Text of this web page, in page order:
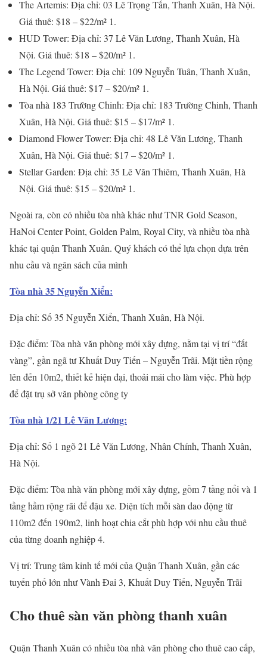
The Artemis: Địa chỉ: 03 Lê Trọng Tấn, Thanh Xuân, Hà Nội.
Giá thuê: $18 – $22/m² 1.
HUD Tower: Địa chỉ: 37 Lê Văn Lương, Thanh Xuân, Hà
Nội. Giá thuê: $18 – $20/m² 1.
The Legend Tower: Địa chỉ: 109 Nguyễn Tuân, Thanh Xuân,
Hà Nội. Giá thuê: $17 – $20/m² 1.
Tòa nhà 183 Trường Chinh: Địa chỉ: 183 Trường Chinh, Thanh
Xuân, Hà Nội. Giá thuê: $15 – $17/m² 1.
Diamond Flower Tower: Địa chỉ: 48 Lê Văn Lương, Thanh
Xuân, Hà Nội. Giá thuê: $17 – $20/m² 1.
Stellar Garden: Địa chỉ: 35 Lê Văn Thiêm, Thanh Xuân, Hà
Nội. Giá thuê: $15 – $20/m² 1.
Ngoài ra, còn có nhiều tòa nhà khác như TNR Gold Season,
HaNoi Center Point, Golden Palm, Royal City, và nhiều tòa nhà
khác tại quận Thanh Xuân. Quý khách có thể lựa chọn dựa trên
nhu cầu và ngân sách của mình
Tòa nhà 35 Nguyễn Xiển:
Địa chỉ: Số 35 Nguyễn Xiển, Thanh Xuân, Hà Nội.
Đặc điểm: Tòa nhà văn phòng mới xây dựng, nằm tại vị trí “đất
vàng”, gần ngã tư Khuất Duy Tiến – Nguyễn Trãi. Mặt tiền rộng
lên đến 10m2, thiết kế hiện đại, thoải mái cho làm việc. Phù hợp
để đặt trụ sở văn phòng công ty
Tòa nhà 1/21 Lê Văn Lương:
Địa chỉ: Số 1 ngõ 21 Lê Văn Lương, Nhân Chính, Thanh Xuân,
Hà Nội.
Đặc điểm: Tòa nhà văn phòng mới xây dựng, gồm 7 tầng nổi và 1
tầng hầm rộng rãi để đậu xe. Diện tích mỗi sàn dao động từ
110m2 đến 190m2, linh hoạt chia cắt phù hợp với nhu cầu thuê
của từng doanh nghiệp 4.
Vị trí: Trung tâm kinh tế mới của Quận Thanh Xuân, gần các
tuyến phố lớn như Vành Đai 3, Khuất Duy Tiến, Nguyễn Trãi
Cho thuê sàn văn phòng thanh xuân
Quận Thanh Xuân có nhiều tòa nhà văn phòng cho thuê cao cấp,